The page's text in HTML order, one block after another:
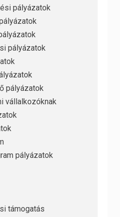
pályázatok
pályázatok
pályázatok
vállalkozóknak
pályázatok
támogatás